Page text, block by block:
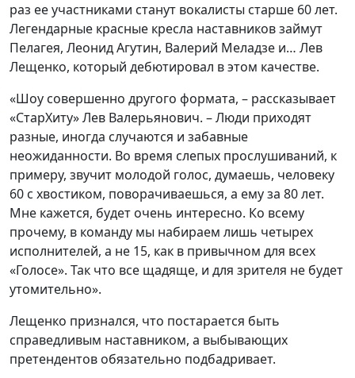
раз ее участниками станут вокалисты старше 60 лет.
Легендарные красные кресла наставников займут
Пелагея, Леонид Агутин, Валерий Меладзе и… Лев
Лещенко, который дебютировал в этом качестве.
«Шоу совершенно другого формата, – рассказывает
«СтарХиту» Лев Валерьянович. – Люди приходят
разные, иногда случаются и забавные
неожиданности. Во время слепых прослушиваний, к
примеру, звучит молодой голос, думаешь, человеку
60 с хвостиком, поворачиваешься, а ему за 80 лет.
Мне кажется, будет очень интересно. Ко всему
прочему, в команду мы набираем лишь четырех
исполнителей, а не 15, как в привычном для всех
«Голосе». Так что все щадяще, и для зрителя не будет
утомительно».
Лещенко признался, что постарается быть
справедливым наставником, а выбывающих
претендентов обязательно подбадривает.